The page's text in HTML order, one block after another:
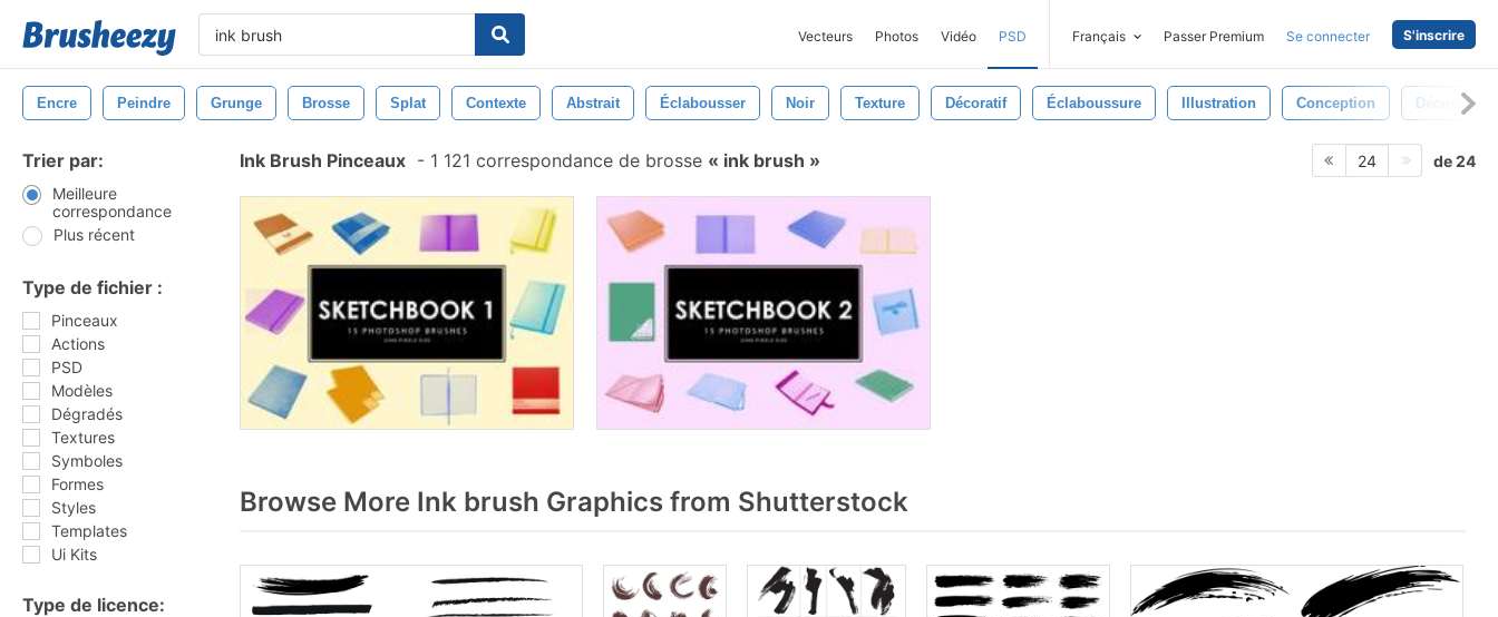
Vecteurs Photos Vidéo PSD Français Passer Premium Se connecter S'inscrire
Encre Peindre Grunge Brosse Splat Contexte Abstrait Éclabousser Noir Texture Décoratif Éclaboussure Illustration Conception Décoration
Trier par:
Meilleure
correspondance
Plus récent
Type de fichier :
Pinceaux
Actions
PSD
Modèles
Dégradés
Textures
Symboles
Formes
Styles
Templates
Ui Kits
Type de licence:
Ink Brush Pinceaux - 1 121 correspondance de brosse ink brush 24 de 24
Browse More Ink brush Graphics from Shutterstock